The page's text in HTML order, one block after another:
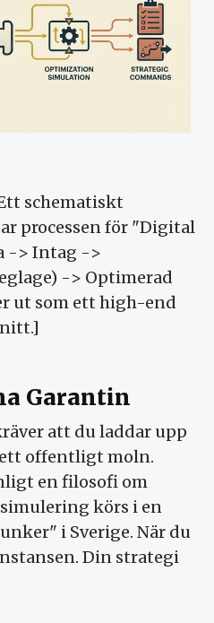
schematiskt
processen för "Digital
-> Intag ->
-> Optimerad
ut som ett high-end
Garantin
att du laddar upp
offentligt moln.
en filosofi om
körs i en
i Sverige. När du
Din strategi